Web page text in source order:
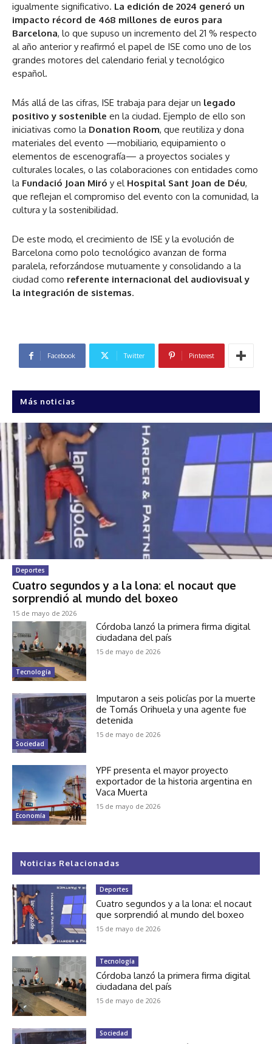
igualmente significativo. La edición de 2024 generó un
impacto récord de 468 millones de euros para
Barcelona, lo que supuso un incremento del 21 % respecto
al año anterior y reafirmó el papel de ISE como uno de los
grandes motores del calendario ferial y tecnológico
español.
Más allá de las cifras, ISE trabaja para dejar un legado
positivo y sostenible en la ciudad. Ejemplo de ello son
iniciativas como la Donation Room, que reutiliza y dona
materiales del evento —mobiliario, equipamiento o
elementos de escenografía— a proyectos sociales y
culturales locales, o las colaboraciones con entidades como
la Fundació Joan Miró y el Hospital Sant Joan de Déu,
que reflejan el compromiso del evento con la comunidad, la
cultura y la sostenibilidad.
De este modo, el crecimiento de ISE y la evolución de
Barcelona como polo tecnológico avanzan de forma
paralela, reforzándose mutuamente y consolidando a la
ciudad como referente internacional del audiovisual y
la integración de sistemas.
Facebook Twitter Pinterest
Más noticias
Deportes
Cuatro segundos y a la lona: el nocaut que
sorprendió al mundo del boxeo
15 de mayo de 2026
Tecnología
Córdoba lanzó la primera firma digital
ciudadana del país
15 de mayo de 2026
Sociedad
Imputaron a seis policías por la muerte
de Tomás Orihuela y una agente fue
detenida
15 de mayo de 2026
Economía
YPF presenta el mayor proyecto
exportador de la historia argentina en
Vaca Muerta
15 de mayo de 2026
Noticias Relacionadas
Deportes
Cuatro segundos y a la lona: el nocaut
que sorprendió al mundo del boxeo
15 de mayo de 2026
Tecnología
Córdoba lanzó la primera firma digital
ciudadana del país
15 de mayo de 2026
Sociedad